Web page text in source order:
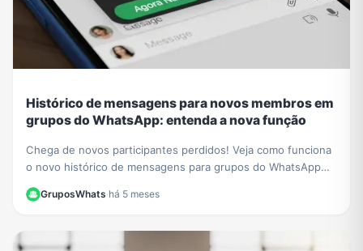
Histórico de mensagens para novos membros em
grupos do WhatsApp: entenda a nova função
Chega de novos participantes perdidos! Veja como funciona
o novo histórico de mensagens para grupos do WhatsApp
GruposWhats·há 5 meses